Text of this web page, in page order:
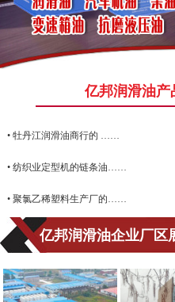
亿邦润滑油产
• 牡丹江润滑油商行的 ……
• 纺织业定型机的链条油……
• 聚氯乙稀塑料生产厂的……
亿邦润滑油企业厂区